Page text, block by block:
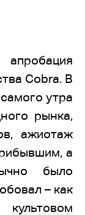
Cobra. В
утра
рынка,
ажиотаж
а
было
– как